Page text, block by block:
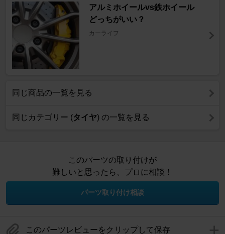
アルミホイールvs鉄ホイール
どっちがいい？
カーライフ
同じ商品の一覧を見る
同じカテゴリー (タイヤ) の一覧を見る
このパーツの取り付けが
難しいと思ったら、プロに相談！
パーツ取り付け相談
このパーツレビューをクリップして保存